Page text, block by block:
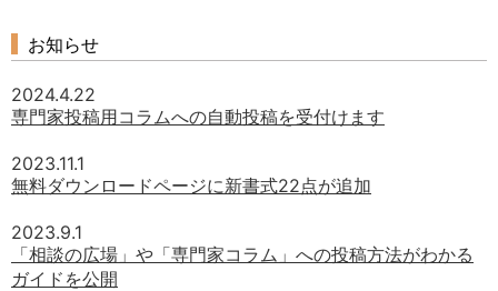
お知らせ
2024.4.22
専門家投稿用コラムへの自動投稿を受付けます
2023.11.1
無料ダウンロードページに新書式22点が追加
2023.9.1
「相談の広場」や「専門家コラム」への投稿方法がわかる
ガイドを公開